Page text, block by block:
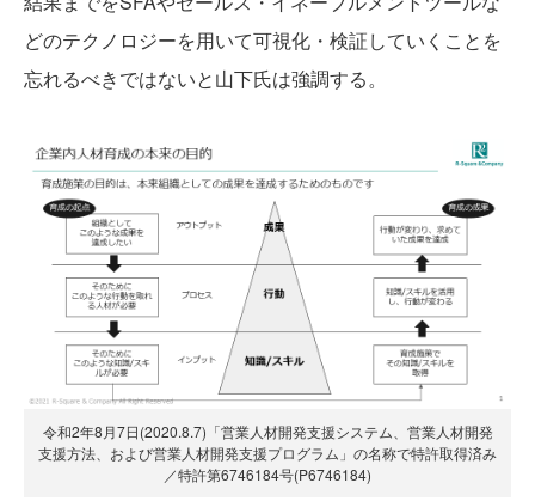
どのテクノロジーを用いて可視化・検証していくことを
忘れるべきではないと山下氏は強調する。
令和2年8月7日(2020.8.7)「営業人材開発支援システム、営業人材開発
支援方法、および営業人材開発支援プログラム」の名称で特許取得済み
／特許第6746184号(P6746184)